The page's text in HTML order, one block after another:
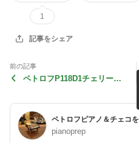
1
記事をシェア
前の記事
ペトロフP118D1チェリー艶
ペトロフピアノ＆チェコ
pianoprep